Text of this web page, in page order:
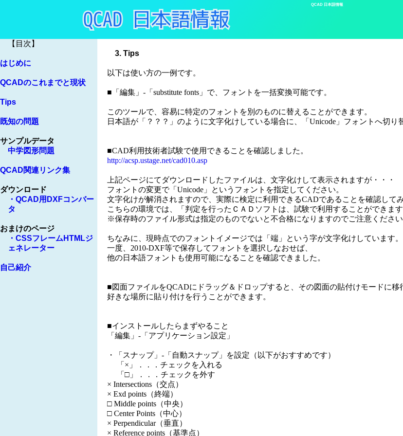
QCAD 日本語情報
3. Tips
以下は使い方の一例です。
■「編集」-「substitute fonts」で、フォントを一括変換可能です。
このツールで、容易に特定のフォントを別のものに替えることができます。
日本語が「？？？」のように文字化けしている場合に、「Unicode」フォントへ切
■CAD利用技術者試験で使用できることを確認しました。
http://acsp.ustage.net/cad010.asp
上記ページにてダウンロードしたファイルは、文字化けして表示されますが・・・
フォントの変更で「Unicode」というフォントを指定してください。
文字化けが解消されますので、実際に検定に利用できるCADであることを確認して
こちらの環境では、「判定を行ったＣＡＤソフトは、試験で利用することができま
※保存時のファイル形式は指定のものでないと不合格になりますのでご注意ください
ちなみに、現時点でのフォントイメージでは「端」という字が文字化けしています。
一度、2010-DXF等で保存してフォントを選択しなおせば、
他の日本語フォントも使用可能になることを確認できました。
■図面ファイルをQCADにドラッグ＆ドロップすると、その図面の貼付けモードに移
好きな場所に貼り付けを行うことができます。
■インストールしたらまずやること
「編集」‐「アプリケーション設定」
・「スナップ」‐「自動スナップ」を設定（以下がおすすめです）
「×」．．．チェックを入れる
「□」．．．チェックを外す
× Intersections（交点）
× Exd points（終端）
□ Middle points（中央）
□ Center Points（中心）
× Perpendicular（垂直）
× Reference points（基準点）